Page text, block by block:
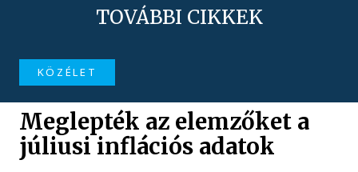
TOVÁBBI CIKKEK
KÖZÉLET
Meglepték az elemzőket a
júliusi inflációs adatok